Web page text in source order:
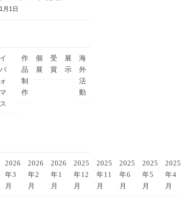
月1日
作
品
制
作
個
展
受
賞
展
示
海
外
活
動
2026
年3
月
2026
年2
月
2026
年1
月
2025
年12
月
2025
年11
月
2025
年6
月
2025
年5
月
2025
年4
月